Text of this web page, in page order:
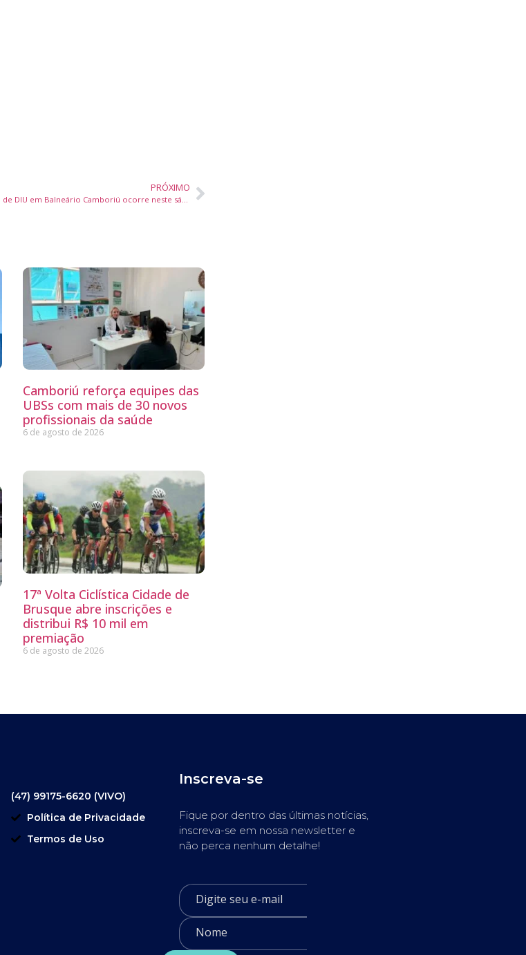
PRÓXIMO
Mutirão para colocação de DIU em Balneário Camboriú ocorre neste sábado; vagas ainda disponíveis
Camboriú reforça equipes das
UBSs com mais de 30 novos
profissionais da saúde
6 de agosto de 2026
17ª Volta Ciclística Cidade de
Brusque abre inscrições e
distribui R$ 10 mil em
premiação
6 de agosto de 2026
(47) 99175-6620 (VIVO)
Política de Privacidade
Termos de Uso
Inscreva-se
Fique por dentro das últimas notícias,
inscreva-se em nossa newsletter e
não perca nenhum detalhe!